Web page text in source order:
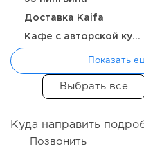
Доставка Kaifa
Кафе с авторской кухней "Здрасте"
Показать
Куда направить
Позвонить